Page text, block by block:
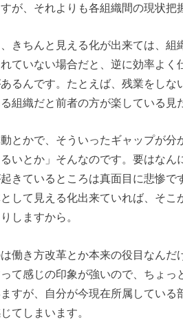
が、それよりも各組織間の現状把
きちんと見える化が出来ては、
ていない場合だと、逆に効率よ
るんです。たとえば、残業をし
組織だと前者の方が楽している見
とかで、そういったギャップが
いとか」そんなのです。要はな
きているところは真面目に悲惨
して見える化出来ていれば、そ
しますから。
働き方改革とか本来の役目なん
て感じの印象が強いので、ちょ
すが、自分が今現在所属してい
てしまいます。